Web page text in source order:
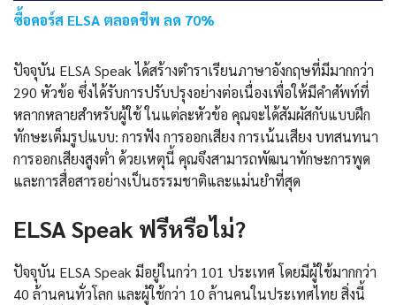
ซื้อคอร์ส ELSA ตลอดชีพ ลด 70%
ปัจจุบัน ELSA Speak ได้สร้างตำราเรียนภาษาอังกฤษที่มีมากกว่า
290 หัวข้อ ซึ่งได้รับการปรับปรุงอย่างต่อเนื่องเพื่อให้มีคำศัพท์ที่
หลากหลายสำหรับผู้ใช้ ในแต่ละหัวข้อ คุณจะได้สัมผัสกับแบบฝึก
ทักษะเต็มรูปแบบ: การฟัง การออกเสียง การเน้นเสียง บทสนทนา
การออกเสียงสูงต่ำ ด้วยเหตุนี้ คุณจึงสามารถพัฒนาทักษะการพูด
และการสื่อสารอย่างเป็นธรรมชาติและแม่นยำที่สุด
ELSA Speak ฟรีหรือไม่?
ปัจจุบัน ELSA Speak มีอยู่ในกว่า 101 ประเทศ โดยมีผู้ใช้มากกว่า
40 ล้านคนทั่วโลก และผู้ใช้กว่า 10 ล้านคนในประเทศไทย สิ่งนี้